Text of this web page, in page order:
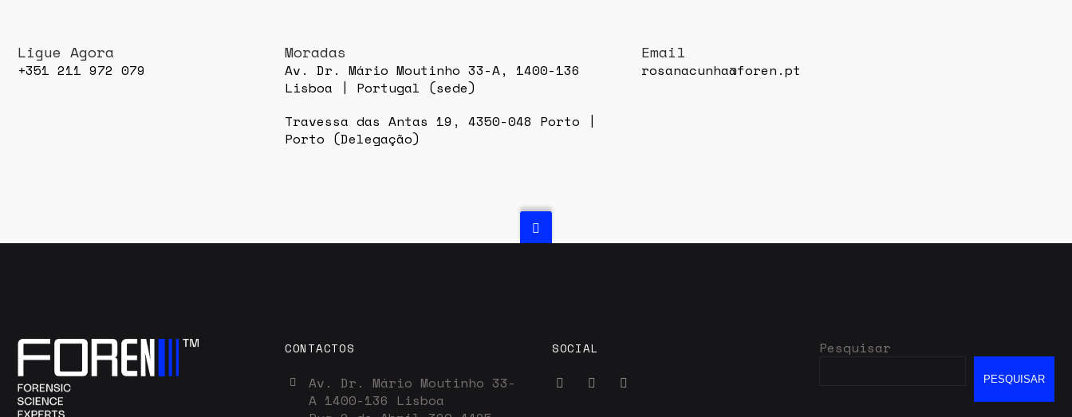
Ligue Agora
+351 211 972 079
Moradas
Av. Dr. Mário Moutinho 33-A, 1400-136
Lisboa | Portugal (sede)
Travessa das Antas 19, 4350-048 Porto |
Porto (Delegação)
Email
rosanacunha@foren.pt
CONTACTOS
Av. Dr. Mário Moutinho 33-
A 1400-136 Lisboa
SOCIAL Pesquisar
PESQUISAR